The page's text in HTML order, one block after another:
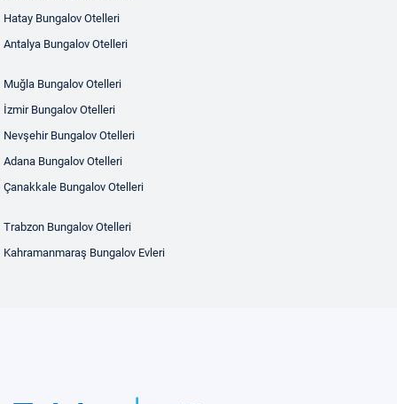
Hatay Bungalov Otelleri
Antalya Bungalov Otelleri
Muğla Bungalov Otelleri
İzmir Bungalov Otelleri
Nevşehir Bungalov Otelleri
Adana Bungalov Otelleri
Çanakkale Bungalov Otelleri
Trabzon Bungalov Otelleri
Kahramanmaraş Bungalov Evleri